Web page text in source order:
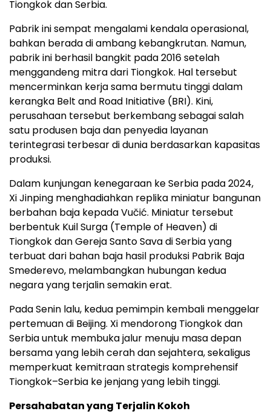
Tiongkok dan Serbia.
Pabrik ini sempat mengalami kendala operasional,
bahkan berada di ambang kebangkrutan. Namun,
pabrik ini berhasil bangkit pada 2016 setelah
menggandeng mitra dari Tiongkok. Hal tersebut
mencerminkan kerja sama bermutu tinggi dalam
kerangka Belt and Road Initiative (BRI). Kini,
perusahaan tersebut berkembang sebagai salah
satu produsen baja dan penyedia layanan
terintegrasi terbesar di dunia berdasarkan kapasitas
produksi.
Dalam kunjungan kenegaraan ke Serbia pada 2024,
Xi Jinping menghadiahkan replika miniatur bangunan
berbahan baja kepada Vučić. Miniatur tersebut
berbentuk Kuil Surga (Temple of Heaven) di
Tiongkok dan Gereja Santo Sava di Serbia yang
terbuat dari bahan baja hasil produksi Pabrik Baja
Smederevo, melambangkan hubungan kedua
negara yang terjalin semakin erat.
Pada Senin lalu, kedua pemimpin kembali menggelar
pertemuan di Beijing. Xi mendorong Tiongkok dan
Serbia untuk membuka jalur menuju masa depan
bersama yang lebih cerah dan sejahtera, sekaligus
memperkuat kemitraan strategis komprehensif
Tiongkok–Serbia ke jenjang yang lebih tinggi.
Persahabatan yang Terjalin Kokoh